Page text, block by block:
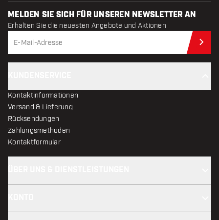
MELDEN SIE SICH FÜR UNSEREN NEWSLETTER AN
Erhalten Sie die neuesten Angebote und Aktionen
Kontaktinformationen
Versand & Lieferung
Rücksendungen
Zahlungsmethoden
Kontaktformular